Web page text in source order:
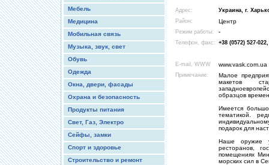
Мебель
Медицина
Мобильная связь
Музыка, звук, свет
Обувь
Одежда
Окна, двери, фасады
Охрана и безопасность
Продукты питания
Свет, Газ, Электро
Сейфы, замки
Спорт и здоровье
Строительство и ремонт
Адрес:
Украина, г.
Район:
Центр
Режим работы:
-
Телефон, факс: +38 (0572) 527-
E-mail, WWW www.vask.com.ua
Примечание:
Малое
макетов
образцов
Имеется
тематикой.
подарок для
Наше оружие
ресторанов,
помещениях
морских сил в